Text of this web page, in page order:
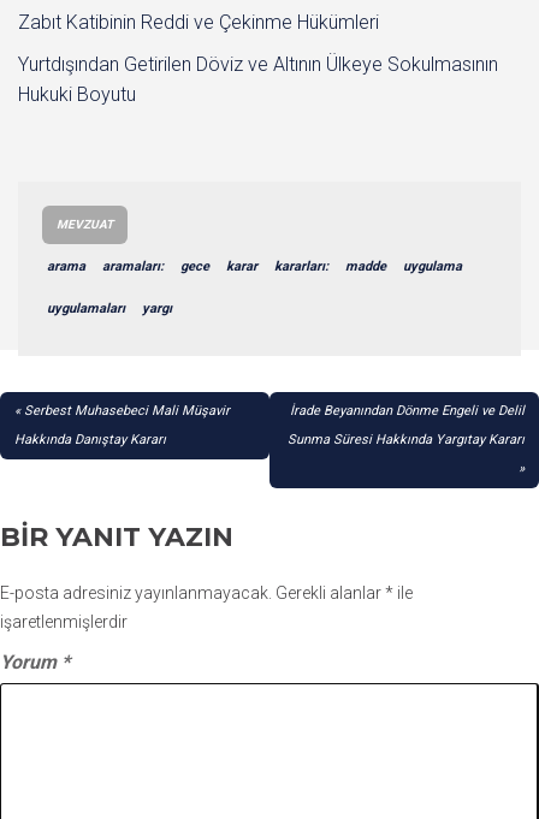
Zabıt Katibinin Reddi ve Çekinme Hükümleri
Yurtdışından Getirilen Döviz ve Altının Ülkeye Sokulmasının
Hukuki Boyutu
MEVZUAT
arama aramaları: gece karar kararları: madde uygulama
uygulamaları yargı
YAZI
GEZINMESI
Serbest Muhasebeci Mali Müşavir
Hakkında Danıştay Kararı
İrade Beyanından Dönme Engeli ve Delil
Sunma Süresi Hakkında Yargıtay Kararı
BIR YANIT YAZIN
E-posta adresiniz yayınlanmayacak. Gerekli alanlar* ile
işaretlenmişlerdir
Yorum *